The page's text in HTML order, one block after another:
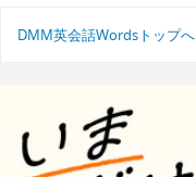
DMM英会話Wordsトップへ